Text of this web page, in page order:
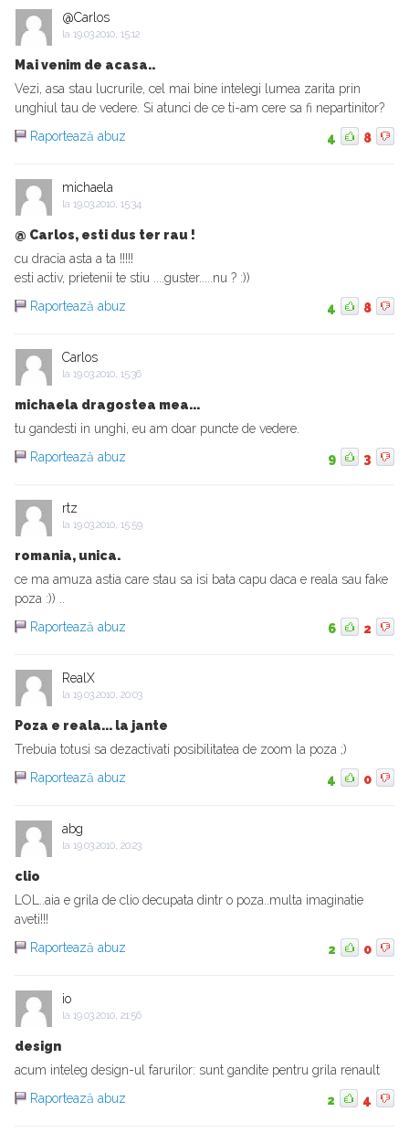
@Carlos
la 19.03.2010, 15:12
Mai venim de acasa..
Vezi, asa stau lucrurile, cel mai bine intelegi lumea zarita prin
unghiul tau de vedere. Si atunci de ce ti-am cere sa fi nepartinitor?
Raportează abuz
4 8
michaela
la 19.03.2010, 15:34
@ Carlos, esti dus ter rau !
cu dracia asta a ta !!!!!
esti activ, prietenii te stiu ....guster.....nu ? :))
Raportează abuz
4 8
Carlos
la 19.03.2010, 15:36
michaela dragostea mea...
tu gandesti in unghi, eu am doar puncte de vedere.
Raportează abuz
9 3
rtz
la 19.03.2010, 15:59
romania, unica.
ce ma amuza astia care stau sa isi bata capu daca e reala sau fake
poza :)) ..
Raportează abuz
6 2
RealX
la 19.03.2010, 20:03
Poza e reala... la jante
Trebuia totusi sa dezactivati posibilitatea de zoom la poza ;)
Raportează abuz
4 0
abg
la 19.03.2010, 20:23
clio
LOL..aia e grila de clio decupata dintr o poza..multa imaginatie
aveti!!!
Raportează abuz
2 0
io
la 19.03.2010, 21:56
design
acum inteleg design-ul farurilor: sunt gandite pentru grila renault
Raportează abuz
2 4